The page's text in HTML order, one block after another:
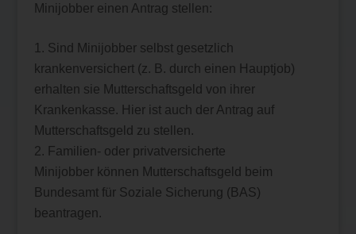
Minijobber einen Antrag stellen:
Sind Minijobber selbst gesetzlich
krankenversichert (z. B. durch einen Hauptjob)
erhalten sie Mutterschaftsgeld von ihrer
Krankenkasse. Hier ist auch der Antrag auf
Mutterschaftsgeld zu stellen.
Familien- oder privatversicherte
Minijobber können Mutterschaftsgeld beim
Bundesamt für Soziale Sicherung (BAS)
beantragen.